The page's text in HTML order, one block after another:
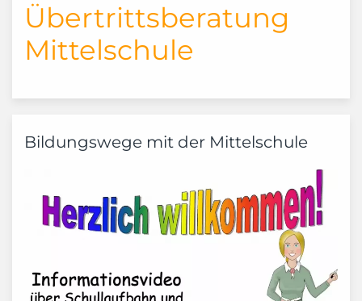
Übertrittsberatung
Mittelschule
Bildungswege mit der Mittelschule